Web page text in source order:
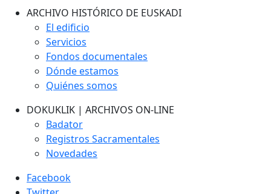
ARCHIVO HISTÓRICO DE EUSKADI
El edificio
Servicios
Fondos documentales
Dónde estamos
Quiénes somos
DOKUKLIK | ARCHIVOS ON-LINE
Badator
Registros Sacramentales
Novedades
Facebook